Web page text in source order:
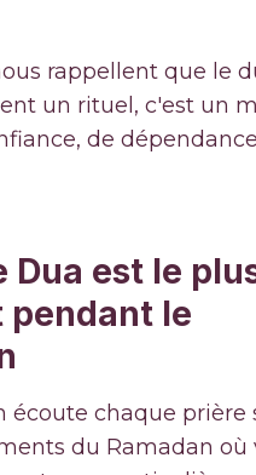
rappellent que le
un rituel, c'est un
de
Dua est le
pendant le
écoute chaque prière
du Ramadan où